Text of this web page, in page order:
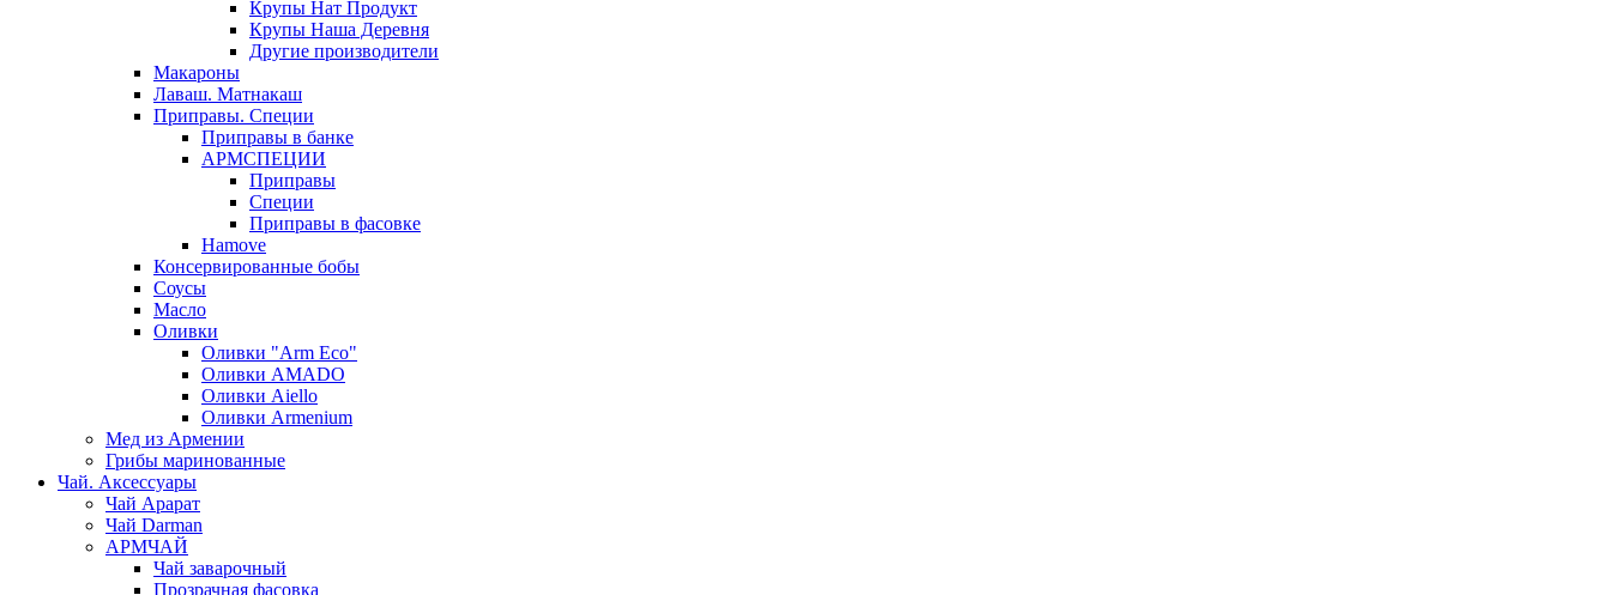
Крупы Нат Продукт
Крупы Наша Деревня
Другие производители
Макароны
Лаваш. Матнакаш
Приправы. Специи
Приправы в банке
АРМСПЕЦИИ
Приправы
Специи
Приправы в фасовке
Hamove
Консервированные бобы
Соусы
Масло
Оливки
Оливки "Arm Eco"
Оливки AMADO
Оливки Aiello
Оливки Armenium
Мед из Армении
Грибы маринованные
Чай. Аксессуары
Чай Арарат
Чай Darman
АРМЧАЙ
Чай заварочный
Прозрачная фасовка